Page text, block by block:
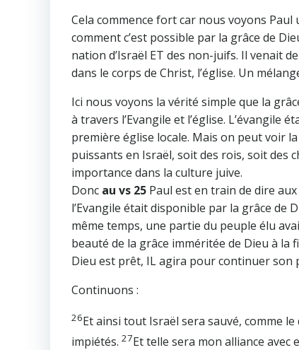
Cela commence fort car nous voyons Paul
comment c’est possible par la grâce de
nation d’Israël ET des non-juifs. Il venait
dans le corps de Christ, l’église. Un
Ici nous voyons la vérité simple que la
à travers l’Evangile et l’église. L’évangile
première église locale. Mais on peut voir
puissants en Israël, soit des rois, soit des
importance dans la culture juive.
Donc au vs 25 Paul est en train de dire
l’Evangile était disponible par la grâce de
même temps, une partie du peuple élu
beauté de la grâce imméritée de Dieu à la
Dieu est prêt, IL agira pour continuer son
Continuons :
26Et ainsi tout Israël sera sauvé, comme
impiétés. 27Et telle sera mon alliance avec